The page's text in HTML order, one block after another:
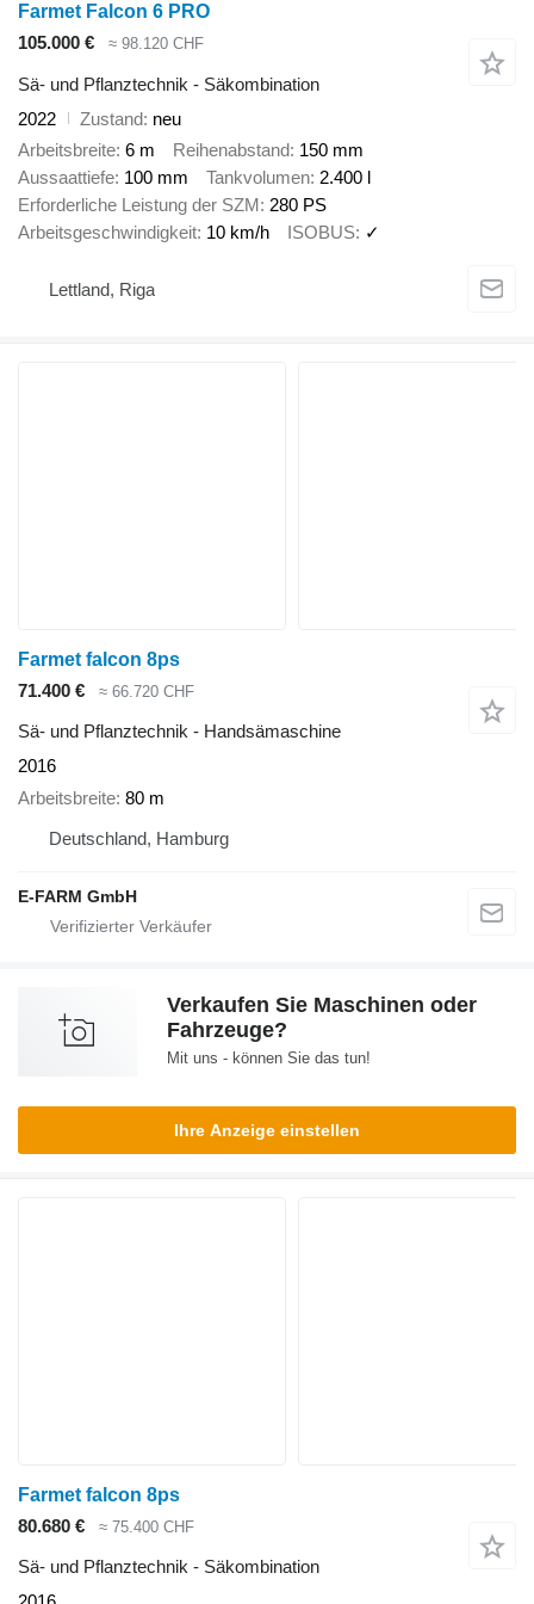
Farmet Falcon 6 PRO
105.000 €
≈ 98.120 CHF
Sä- und Pflanztechnik - Säkombination
2022
Zustand neu
Arbeitsbreite 6 m Reihenabstand 150 mm
Aussaattiefe 100 mm Tankvolumen 2.400 l
Erforderliche Leistung der SZM 280 PS
Arbeitsgeschwindigkeit 10 km/h ISOBUS ✓
Lettland, Riga
Farmet falcon 8ps
71.400 €
≈ 66.720 CHF
Sä- und Pflanztechnik - Handsämaschine
2016
Arbeitsbreite 80 m
Deutschland, Hamburg
E-FARM GmbH
Verkaufen Sie Maschinen oder
Fahrzeuge?
Mit uns - können Sie das tun!
Ihre Anzeige einstellen
Farmet falcon 8ps
80.680 €
≈ 75.400 CHF
Sä- und Pflanztechnik - Säkombination